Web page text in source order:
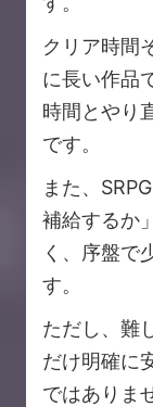
クリア時間
に長い作品
時間とやり
です。
また、
補給するか
く、序盤で
す。
ただし、難
だけ明確に
ではありま